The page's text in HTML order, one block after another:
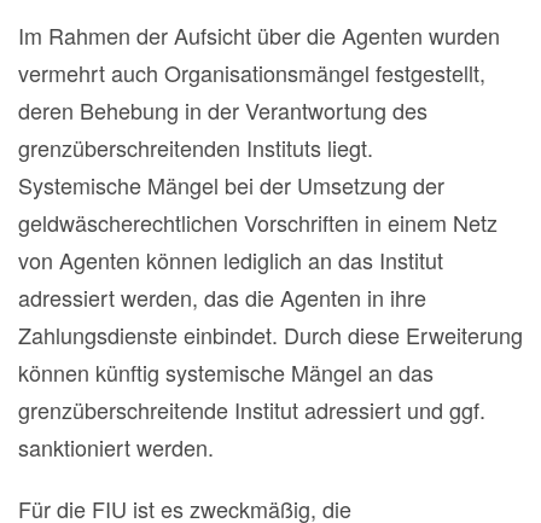
Im Rahmen der Aufsicht über die Agenten wurden
vermehrt auch Organisationsmängel festgestellt,
deren Behebung in der Verantwortung des
grenzüberschreitenden Instituts liegt.
Systemische Mängel bei der Umsetzung der
geldwäscherechtlichen Vorschriften in einem Netz
von Agenten können lediglich an das Institut
adressiert werden, das die Agenten in ihre
Zahlungsdienste einbindet. Durch diese Erweiterung
können künftig systemische Mängel an das
grenzüberschreitende Institut adressiert und ggf.
sanktioniert werden.
Für die FIU ist es zweckmäßig, die